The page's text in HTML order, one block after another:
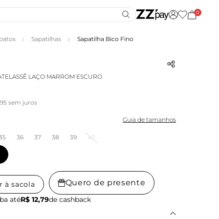
0
Sapatilhas Sapatilha Bico Fino
LAÇO MARROM ESCURO
sem juros
Guia de tamanhos
36 37 38 39 40
à sacola Quero de presente
atéR$ 12,79de cashback